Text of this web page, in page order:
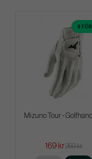
4
Mizuno Tour -
169 kr269 kr